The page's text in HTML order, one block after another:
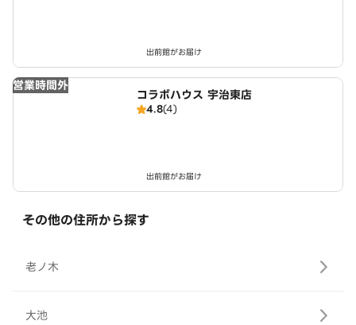
出前館がお届け
営業時間外
コラボハウス 宇治東店
4.8(4)
出前館がお届け
その他の住所から探す
老ノ木
大池